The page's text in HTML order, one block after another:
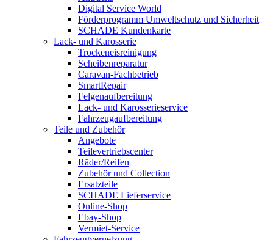
Digital Service World
Förderprogramm Umweltschutz und Sicherheit
SCHADE Kundenkarte
Lack- und Karosserie
Trockeneisreinigung
Scheibenreparatur
Caravan-Fachbetrieb
SmartRepair
Felgenaufbereitung
Lack- und Karosserieservice
Fahrzeugaufbereitung
Teile und Zubehör
Angebote
Teilevertriebscenter
Räder/Reifen
Zubehör und Collection
Ersatzteile
SCHADE Lieferservice
Online-Shop
Ebay-Shop
Vermiet-Service